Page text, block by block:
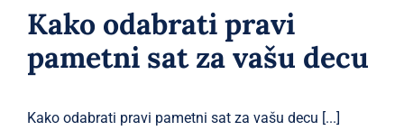
Kako odabrati pravi
pametni sat za vašu decu
Kako odabrati pravi pametni sat za vašu decu [...]